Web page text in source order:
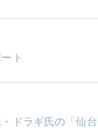
ト
ドラギ氏の「仙